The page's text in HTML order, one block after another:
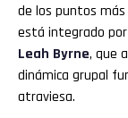
de los puntos
está integrado por
Leah Byrne, que
dinámica grupal
atraviesa.